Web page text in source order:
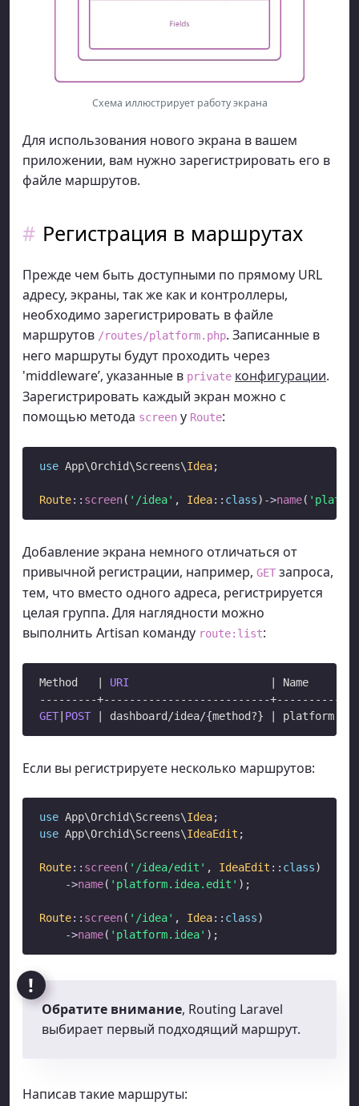
Для использования нового экрана в вашем
приложении, вам нужно зарегистрировать его в
файле маршрутов.
Регистрация в маршрутах
Прежде чем быть доступными по прямому URL
адресу, экраны, так же как и контроллеры,
необходимо зарегистрировать в файле
маршрутов /routes/platform.php. Записанные в
него маршруты будут проходить через
'middleware’, указанные в private конфигурации.
Зарегистрировать каждый экран можно с
помощью метода screen у Route:
use App\Orchid\Screens\Idea;
Route:: screen( '/idea' , Idea:: class) ->name(
Добавление экрана немного отличаться от
привычной регистрации, например, GET запроса,
тем, что вместо одного адреса, регистрируется
целая группа. Для наглядности можно
выполнить Artisan команду route:list:
Method   | URI
                      | Name
GET POST | dashboard/idea/{method?} | platform
Если вы регистрируете несколько маршрутов:
use App\Orchid\Screens\Idea
use App\Orchid\Screens\IdeaEdit ;
Route:: screen( '/idea/edit' , IdeaEdit :: class)
->name( 'platform.idea.edit' );
Route:: screen( '/idea' , Idea:: class)
->name( 'platform.idea'
Обратите внимание, Routing Laravel
выбирает первый подходящий маршрут.
Написав такие маршруты: